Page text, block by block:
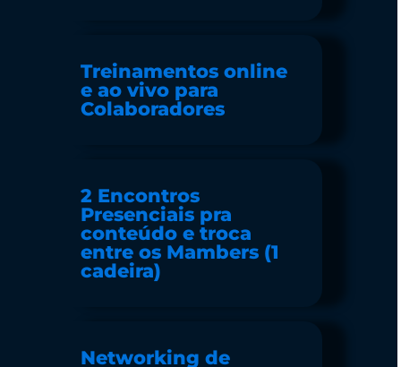
Treinamentos online
e ao vivo para
Colaboradores
2 Encontros
Presenciais pra
conteúdo e troca
entre os Mambers (1
cadeira)
Networking de